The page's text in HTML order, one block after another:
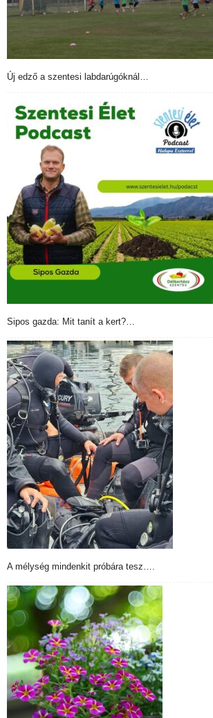
Új edző a szentesi labdarúgóknál…
Sipos gazda: Mit tanít a kert?…
A mélység mindenkit próbára tesz….